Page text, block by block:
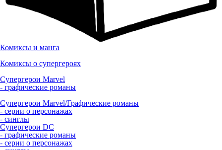
Комиксы и манга
Комиксы о супергероях
Супергерои Marvel
- графические романы
Супергерои Marvel/Графические романы
- серии о персонажах
- синглы
Супергерои DC
- графические романы
- серии о персонажах